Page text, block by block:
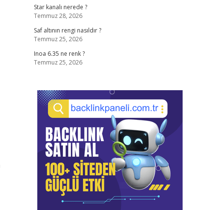
Star kanalı nerede ?
Temmuz 28, 2026
Saf altının rengi nasıldır ?
Temmuz 25, 2026
Inoa 6.35 ne renk ?
Temmuz 25, 2026